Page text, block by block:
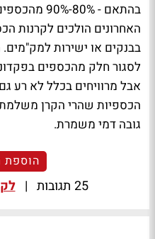
בהתאם -
האחרונים הולכים לקרנות
בבנקים או ישירות
לסגור חלק מהכספים
אבל מרוויחים בכלל לא רע
גובה דמי משמרת.
הוספת
25 תגובות |